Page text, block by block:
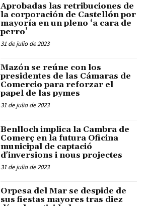
Aprobadas las retribuciones de
la corporación de Castellón por
mayoría en un pleno ‘a cara de
perro’
31 de julio de 2023
Mazón se reúne con los
presidentes de las Cámaras de
Comercio para reforzar el
papel de las pymes
31 de julio de 2023
Benlloch implica la Cambra de
Comerç en la futura Oficina
municipal de captació
d'inversions i nous projectes
31 de julio de 2023
Orpesa del Mar se despide de
sus fiestas mayores tras diez